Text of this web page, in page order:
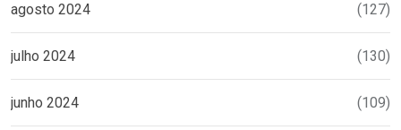
agosto 2024 (127)
julho 2024 (130)
junho 2024 (109)